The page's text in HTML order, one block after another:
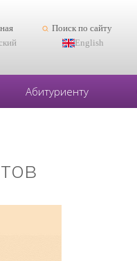
Поиск по сайту
English
Абитуриенту